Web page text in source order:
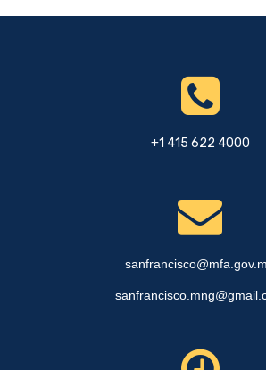
+1 415 622 4000